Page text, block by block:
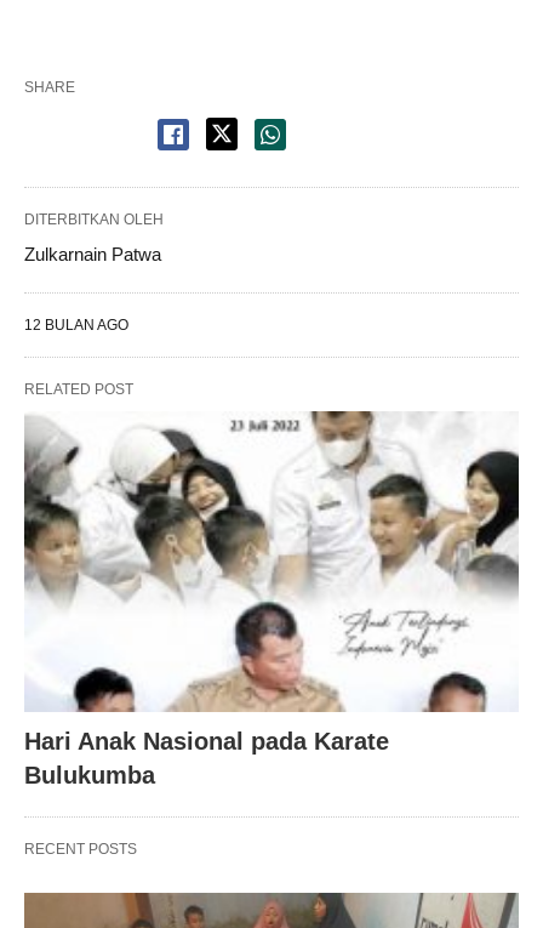
SHARE
DITERBITKAN OLEH
Zulkarnain Patwa
12 BULAN AGO
RELATED POST
Hari Anak Nasional pada Karate
Bulukumba
RECENT POSTS